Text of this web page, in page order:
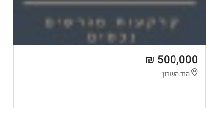
500,000 ₪
הוד השרון